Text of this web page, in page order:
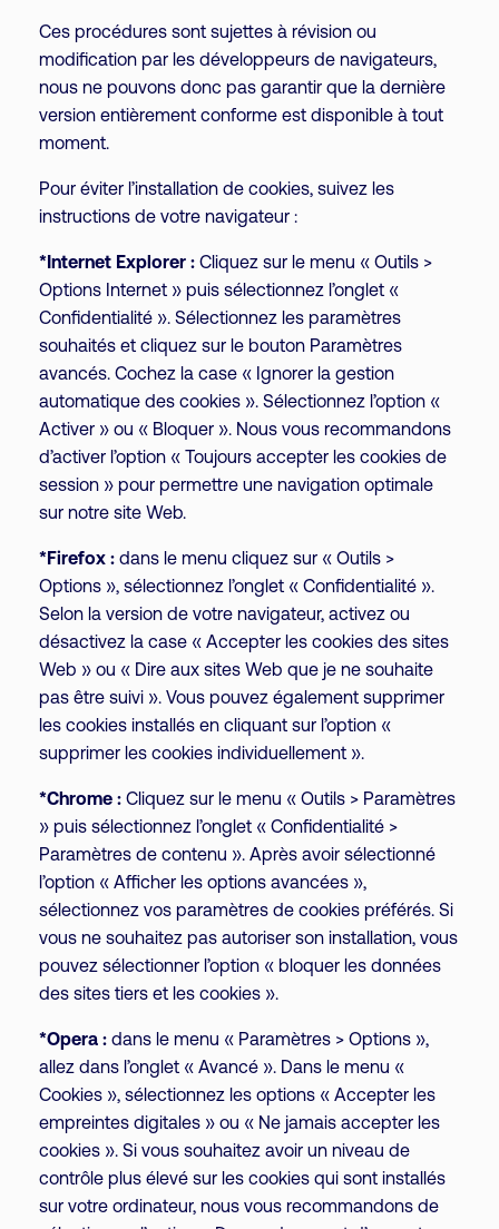
Ces procédures sont sujettes à révision ou
modification par les développeurs de navigateurs,
nous ne pouvons donc pas garantir que la dernière
version entièrement conforme est disponible à tout
moment.
Pour éviter l’installation de cookies, suivez les
instructions de votre navigateur :
*Internet Explorer : Cliquez sur le menu « Outils >
Options Internet » puis sélectionnez l’onglet «
Confidentialité ». Sélectionnez les paramètres
souhaités et cliquez sur le bouton Paramètres
avancés. Cochez la case « Ignorer la gestion
automatique des cookies ». Sélectionnez l’option «
Activer » ou « Bloquer ». Nous vous recommandons
d’activer l’option « Toujours accepter les cookies de
session » pour permettre une navigation optimale
sur notre site Web.
*Firefox : dans le menu cliquez sur « Outils >
Options », sélectionnez l’onglet « Confidentialité ».
Selon la version de votre navigateur, activez ou
désactivez la case « Accepter les cookies des sites
Web » ou « Dire aux sites Web que je ne souhaite
pas être suivi ». Vous pouvez également supprimer
les cookies installés en cliquant sur l’option «
supprimer les cookies individuellement ».
*Chrome : Cliquez sur le menu « Outils > Paramètres
» puis sélectionnez l’onglet « Confidentialité >
Paramètres de contenu ». Après avoir sélectionné
l’option « Afficher les options avancées »,
sélectionnez vos paramètres de cookies préférés. Si
vous ne souhaitez pas autoriser son installation, vous
pouvez sélectionner l’option « bloquer les données
des sites tiers et les cookies ».
*Opera : dans le menu « Paramètres > Options »,
allez dans l’onglet « Avancé ». Dans le menu «
Cookies », sélectionnez les options « Accepter les
empreintes digitales » ou « Ne jamais accepter les
cookies ». Si vous souhaitez avoir un niveau de
contrôle plus élevé sur les cookies qui sont installés
sur votre ordinateur, nous vous recommandons de